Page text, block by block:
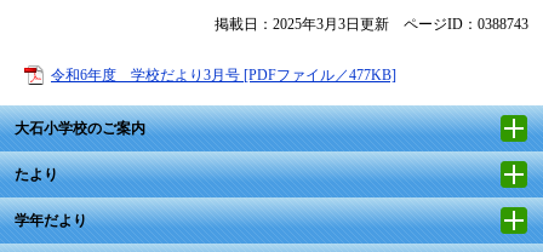
掲載日：2025年3月3日更新 ページID：0388743
令和6年度 学校だより3月号 [PDFファイル／477KB]
大石小学校のご案内
たより
学年だより